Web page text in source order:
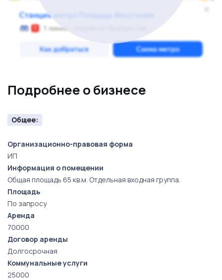
Подробнее о бизнесе
Общее:
Организационно-правовая форма
ИП
Информация о помещении
Общая площадь 65 кв.м. Отдельная входная группа.
Площадь
По запросу
Аренда
70000
Договор аренды
Долгосрочная
Коммунальные услуги
25000